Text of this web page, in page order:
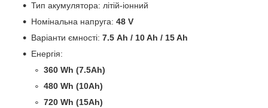
Тип акумулятора: літій-іонний
Номінальна напруга: 48 V
Варіанти ємності: 7.5 Ah / 10 Ah / 15 Ah
Енергія:
360 Wh (7.5Ah)
480 Wh (10Ah)
720 Wh (15Ah)